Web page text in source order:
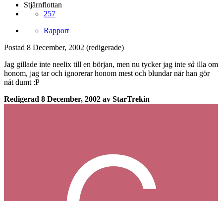
Stjärnflottan
257
Rapport
Postad 8 December, 2002 (redigerade)
Jag gillade inte neelix till en början, men nu tycker jag inte så illa om
honom, jag tar och ignorerar honom mest och blundar när han gör
nåt dumt :P
Redigerad 8 December, 2002 av StarTrekin